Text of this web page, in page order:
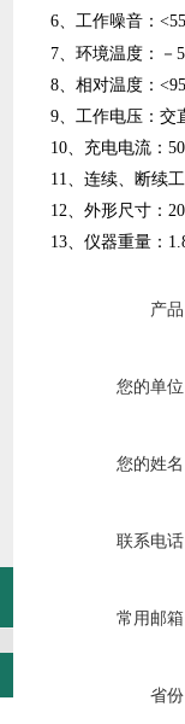
6、工作噪音：
7、环境温度：－ 5
8、相对温度：
9、工作电压：交
10、充电电流：
11、连续、断续
12、外形尺寸：
13、仪器重量：
产
您的单
您的姓
联系电
常用邮
省